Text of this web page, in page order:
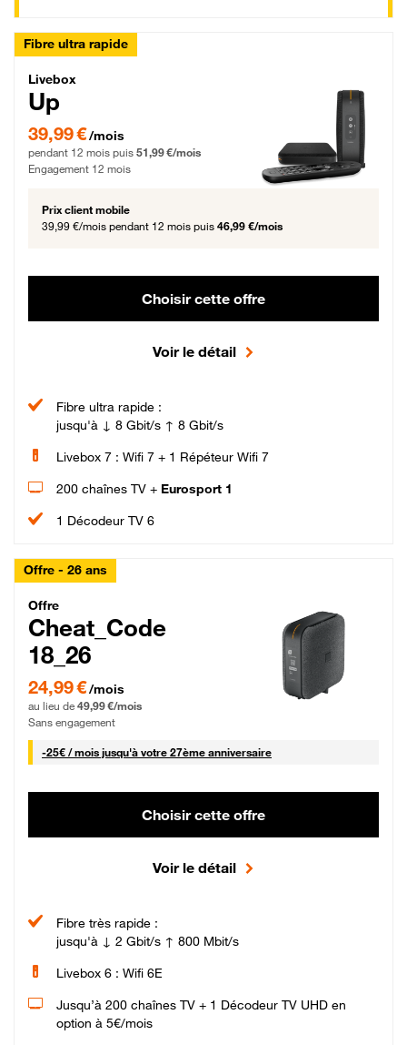
Fibre ultra rapide
Livebox Up Fibre
Livebox
Up
39,99 € par mois pendant 12 mois puis 51,99 € par mois, Engagement 12 mois
39,99 €/mois
pendant 12 mois puis 51,99 €/mois
Engagement 12 mois
Prix client mobile
39,99 €/mois pendant 12 mois puis 46,99 €/mois
Choisir cette offre
Voir le détail
Fibre ultra rapide :
jusqu'à ↓ 8 Gbit/s ↑ 8 Gbit/s
Livebox 7 : Wifi 7 + 1 Répéteur Wifi 7
200 chaînes TV + Eurosport 1
1 Décodeur TV 6
Offre - 26 ans
Cheat_Code Fibre_18_26
Offre
Cheat_Code
18_26
24,99 € par mois pendant 0 mois puis 49,99 € par mois, Sans engagement
24,99 €/mois
au lieu de 49,99 €/mois
Sans engagement
-25€ / mois25 € par mois
jusqu'à votre 27ème anniversaire
Choisir cette offre
Voir le détail
Fibre très rapide :
jusqu'à ↓ 2 Gbit/s ↑ 800 Mbit/s
Livebox 6 : Wifi 6E
Jusqu’à 200 chaînes TV + 1 Décodeur TV UHD en
option à 5€/mois